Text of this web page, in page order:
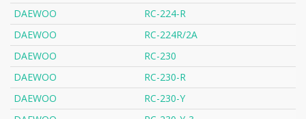
DAEWOO
RC-224-R
DAEWOO
RC-224R/2A
DAEWOO
RC-230
DAEWOO
RC-230-R
DAEWOO
RC-230-Y